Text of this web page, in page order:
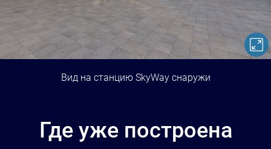
Вид на станцию SkyWay снаружи
Где уже построена